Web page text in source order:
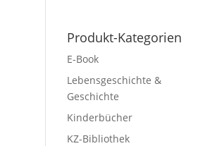
Produkt-Kategorien
E-Book
Lebensgeschichte &
Geschichte
Kinderbücher
KZ-Bibliothek